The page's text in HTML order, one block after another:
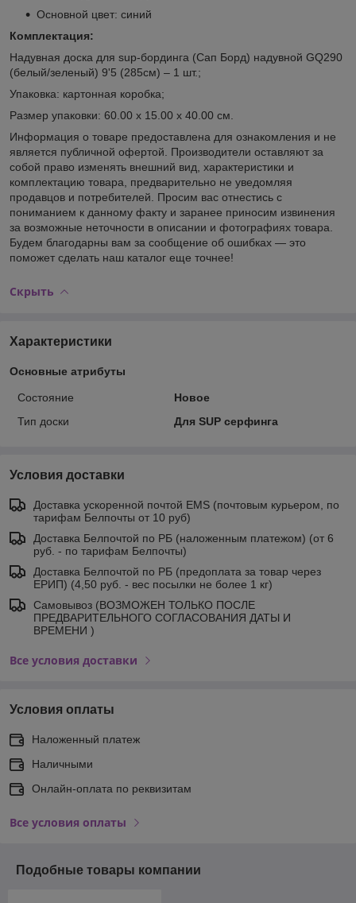
Основной цвет: синий
Комплектация:
Надувная доска для sup-бординга (Сап Борд) надувной GQ290
(белый/зеленый) 9'5 (285см) – 1 шт.;
Упаковка: картонная коробка;
Размер упаковки: 60.00 х 15.00 х 40.00 см.
Информация о товаре предоставлена для ознакомления и не
является публичной офертой. Производители оставляют за
собой право изменять внешний вид, характеристики и
комплектацию товара, предварительно не уведомляя
продавцов и потребителей. Просим вас отнестись с
пониманием к данному факту и заранее приносим извинения
за возможные неточности в описании и фотографиях товара.
Будем благодарны вам за сообщение об ошибках — это
поможет сделать наш каталог еще точнее!
Скрыть
Характеристики
Основные атрибуты
Состояние
Новое
Тип доски
Для SUP серфинга
Условия доставки
Доставка ускоренной почтой EMS (почтовым курьером, по
тарифам Белпочты от 10 руб)
Доставка Белпочтой по РБ (наложенным платежом) (от 6
руб. - по тарифам Белпочты)
Доставка Белпочтой по РБ (предоплата за товар через
ЕРИП) (4,50 руб. - вес посылки не более 1 кг)
Самовывоз (ВОЗМОЖЕН ТОЛЬКО ПОСЛЕ
ПРЕДВАРИТЕЛЬНОГО СОГЛАСОВАНИЯ ДАТЫ И
ВРЕМЕНИ )
Все условия доставки
Условия оплаты
Наложенный платеж
Наличными
Онлайн-оплата по реквизитам
Все условия оплаты
Подобные товары компании